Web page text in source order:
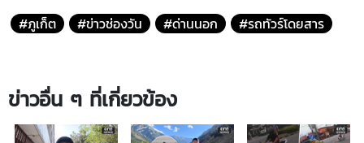
#ภูเก็ต
#ข่าวช่องวัน #ด่านนอก #รถทัวร์โดยสาร
ข่าวอื่น ๆ ที่เกี่ยวข้อง